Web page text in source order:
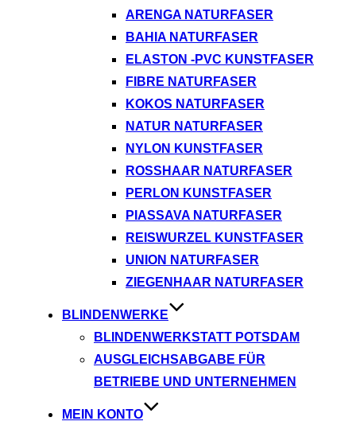
ARENGA NATURFASER
BAHIA NATURFASER
ELASTON -PVC KUNSTFASER
FIBRE NATURFASER
KOKOS NATURFASER
NATUR NATURFASER
NYLON KUNSTFASER
ROSSHAAR NATURFASER
PERLON KUNSTFASER
PIASSAVA NATURFASER
REISWURZEL KUNSTFASER
UNION NATURFASER
ZIEGENHAAR NATURFASER
BLINDENWERKE
BLINDENWERKSTATT POTSDAM
AUSGLEICHSABGABE FÜR
BETRIEBE UND UNTERNEHMEN
MEIN KONTO